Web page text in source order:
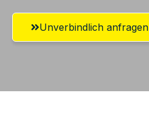
Unverbindlich anfragen